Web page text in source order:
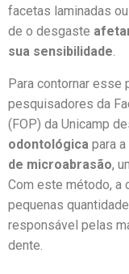
facetas laminadas
de o desgaste
sua sensibilidade.
Para contornar esse
pesquisadores da
(FOP) da Unicamp
odontológica para
de microabrasão,
Com este método, a
pequenas
responsável pelas
dente.